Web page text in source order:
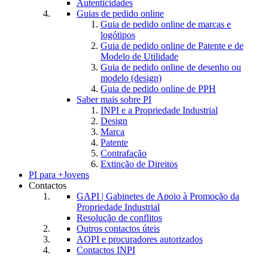
Autenticidades
Guias de pedido online
Guia de pedido online de marcas e
logótipos
Guia de pedido online de Patente e de
Modelo de Utilidade
Guia de pedido online de desenho ou
modelo (design)
Guia de pedido online de PPH
Saber mais sobre PI
INPI e a Propriedade Industrial
Design
Marca
Patente
Contrafação
Extinção de Direitos
PI para +Jovens
Contactos
GAPI | Gabinetes de Apoio à Promoção da
Propriedade Industrial
Resolução de conflitos
Outros contactos úteis
AOPI e procuradores autorizados
Contactos INPI